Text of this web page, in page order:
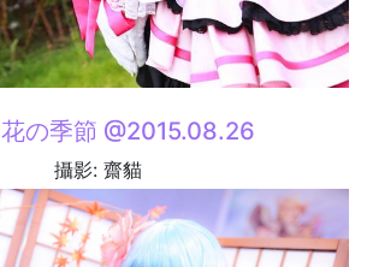
花の季節 @2015.08.26
攝影: 齋貓